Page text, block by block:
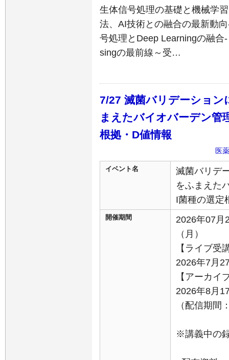
生体信号処理の基礎と機械学
法、AI技術との融合の最新動
号処理とDeep Learningの融
singの最前線～受…
7/27 滅菌バリデーション
まえたバイオバーデン管
根拠・D値情報
医
イベント名
滅菌バリデ
をふまえた
I菌種の選定
開催期間
2026年07月
（月）
【ライブ受
2026年7月
【アーカイ
2026年8月
（配信期間
※講義中の